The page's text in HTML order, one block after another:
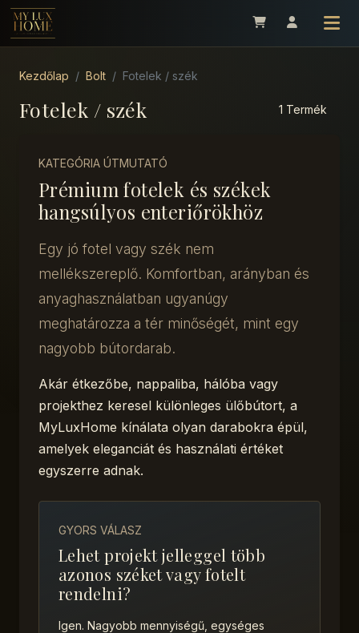
Kezdőlap Bolt Fotelek / szék
Fotelek / szék 1 Termék
KATEGÓRIA ÚTMUTATÓ
Prémium fotelek és székek
hangsúlyos enteriőrökhöz
Egy jó fotel vagy szék nem
mellékszereplő. Komfortban, arányban és
anyaghasználatban ugyanúgy
meghatározza a tér minőségét, mint egy
nagyobb bútordarab.
Akár étkezőbe, nappaliba, hálóba vagy
projekthez keresel különleges ülőbútort, a
MyLuxHome kínálata olyan darabokra épül,
amelyek eleganciát és használati értéket
egyszerre adnak.
GYORS VÁLASZ
Lehet projekt jelleggel több
azonos széket vagy fotelt
rendelni?
Igen. Nagyobb mennyiségű, egységes